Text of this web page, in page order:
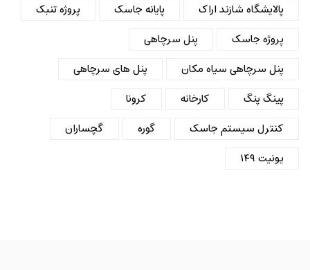
پالایشگاه شازند اراک
پایانه جاسک
پروژه تنبک
پروژه جاسک
پنل سرچاهی
پنل سرچاهی سیاه مکان
پنل های سرچاهی
پینگ پنگ
کارخانه
کرونا
کنترل سیستم جاسک
گوره
گچساران
یونیت ۱۴۹